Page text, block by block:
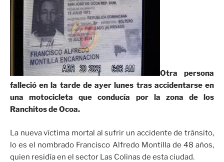
Otra persona
falleció en la tarde de ayer lunes tras accidentarse en
una motocicleta que conducía por la zona de los
Ranchitos de Ocoa.
La nueva víctima mortal al sufrir un accidente de tránsito,
lo es el nombrado Francisco Alfredo Montilla de 48 años,
quien residía en el sector Las Colinas de esta ciudad.